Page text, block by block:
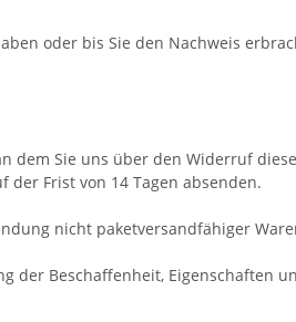
oder bis Sie den Nachweis
dem Sie uns über den Widerruf
der Frist von 14 Tagen absenden.
nicht paketversandfähiger
der Beschaffenheit, Eigenschaften